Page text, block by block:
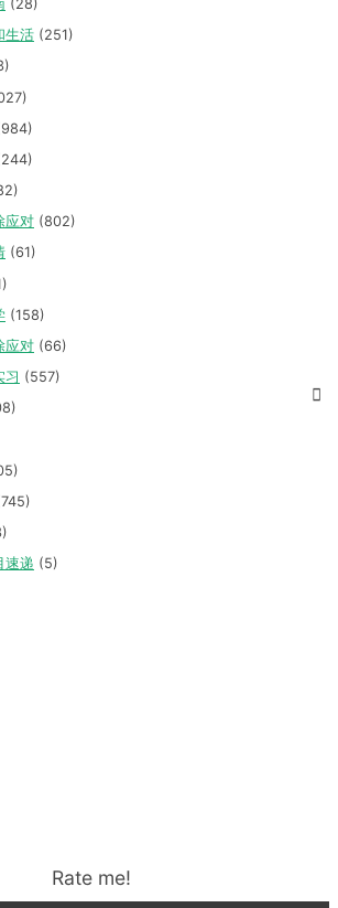
(28)
生活 (251)
应对 (802)
(61)
(158)
应对 (66)
习 (557)
速递 (5)
Rate me!